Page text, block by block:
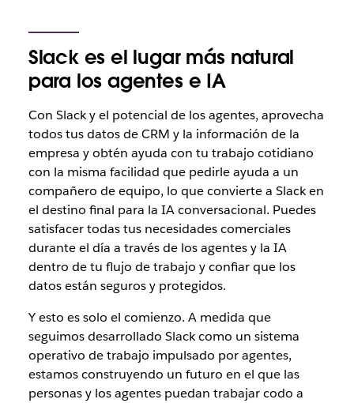
Slack es el lugar más natural
para los agentes e IA
Con Slack y el potencial de los agentes, aprovecha
todos tus datos de CRM y la información de la
empresa yobtén ayuda con tu trabajo cotidiano
con la misma facilidad que pedirle ayuda a un
compañero de equipo, lo que convierte a Slack en
el destino final para la IA conversacional. Puedes
satisfacer todas tus necesidades comerciales
durante el día a través de los agentes y la IA
dentro de tu flujo de trabajo y confiar que los
datos están seguros y protegidos.
Y esto es solo el comienzo. A medida que
seguimos desarrollado Slack como un sistema
operativo de trabajo impulsado por agentes,
estamos construyendo un futuro en el que las
personas y los agentes puedan trabajar codo a